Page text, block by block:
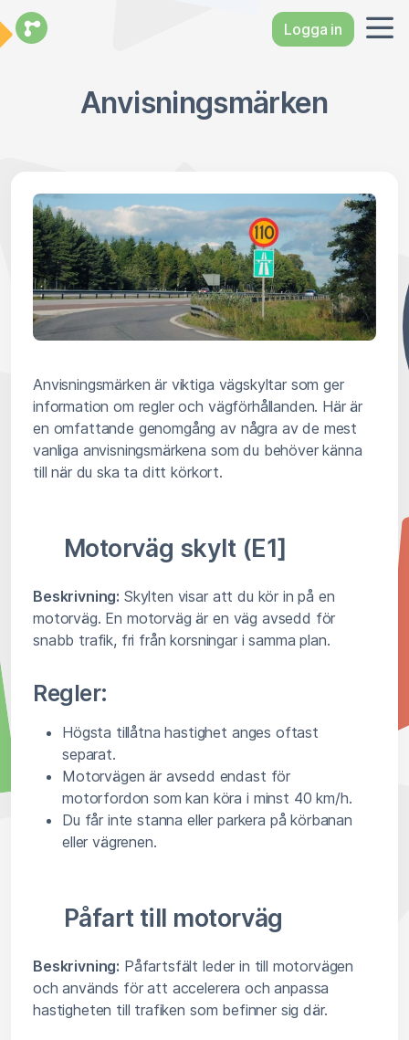
Logga in
Anvisningsmärken
Anvisningsmärken är viktiga vägskyltar som ger
information om regler och vägförhållanden. Här är
en omfattande genomgång av några av de mest
vanliga anvisningsmärkena som du behöver känna
till när du ska ta ditt körkort.
Motorväg skylt (E1]
Beskrivning: Skylten visar att du kör in på en
motorväg. En motorväg är en väg avsedd för
snabb trafik, fri från korsningar i samma plan.
Regler:
Högsta tillåtna hastighet anges oftast
separat.
Motorvägen är avsedd endast för
motorfordon som kan köra i minst 40 km/h.
Du får inte stanna eller parkera på körbanan
eller vägrenen.
Påfart till motorväg
Beskrivning: Påfartsfält leder in till motorvägen
och används för att accelerera och anpassa
hastigheten till trafiken som befinner sig där.